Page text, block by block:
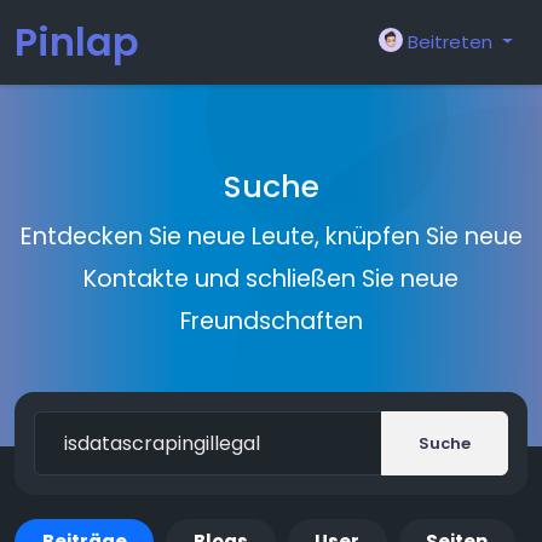
Pinlap Beitreten
Suche
Entdecken Sie neue Leute, knüpfen Sie neue
Kontakte und schließen Sie neue
Freundschaften
Suche